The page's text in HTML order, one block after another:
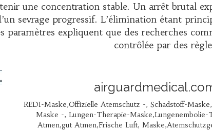
une concentration stable. Un arrêt brutal
sevrage progressif. L’élimination étant
paramètres expliquent que des recherches
contrôlée par des
REDI-Maske,Offizielle Atemschutz -, Schadstoff-
Maske -, Lungen-Therapie-Maske,Lungenembolie-
Atmen,gut Atmen,Frische Luft,